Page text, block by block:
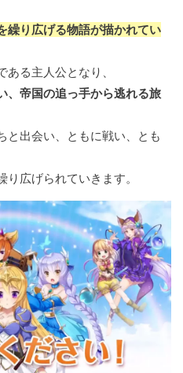
繰り広げる物語が描かれてい
る主人公となり、
、帝国の追っ手から逃れる旅
と出会い、ともに戦い、とも
広げられていきます。